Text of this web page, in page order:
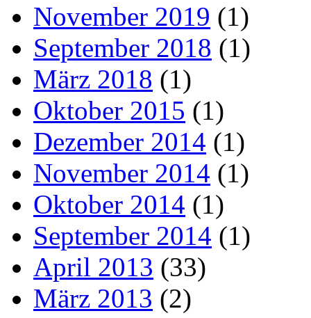
November 2019 (1)
September 2018 (1)
März 2018 (1)
Oktober 2015 (1)
Dezember 2014 (1)
November 2014 (1)
Oktober 2014 (1)
September 2014 (1)
April 2013 (33)
März 2013 (2)